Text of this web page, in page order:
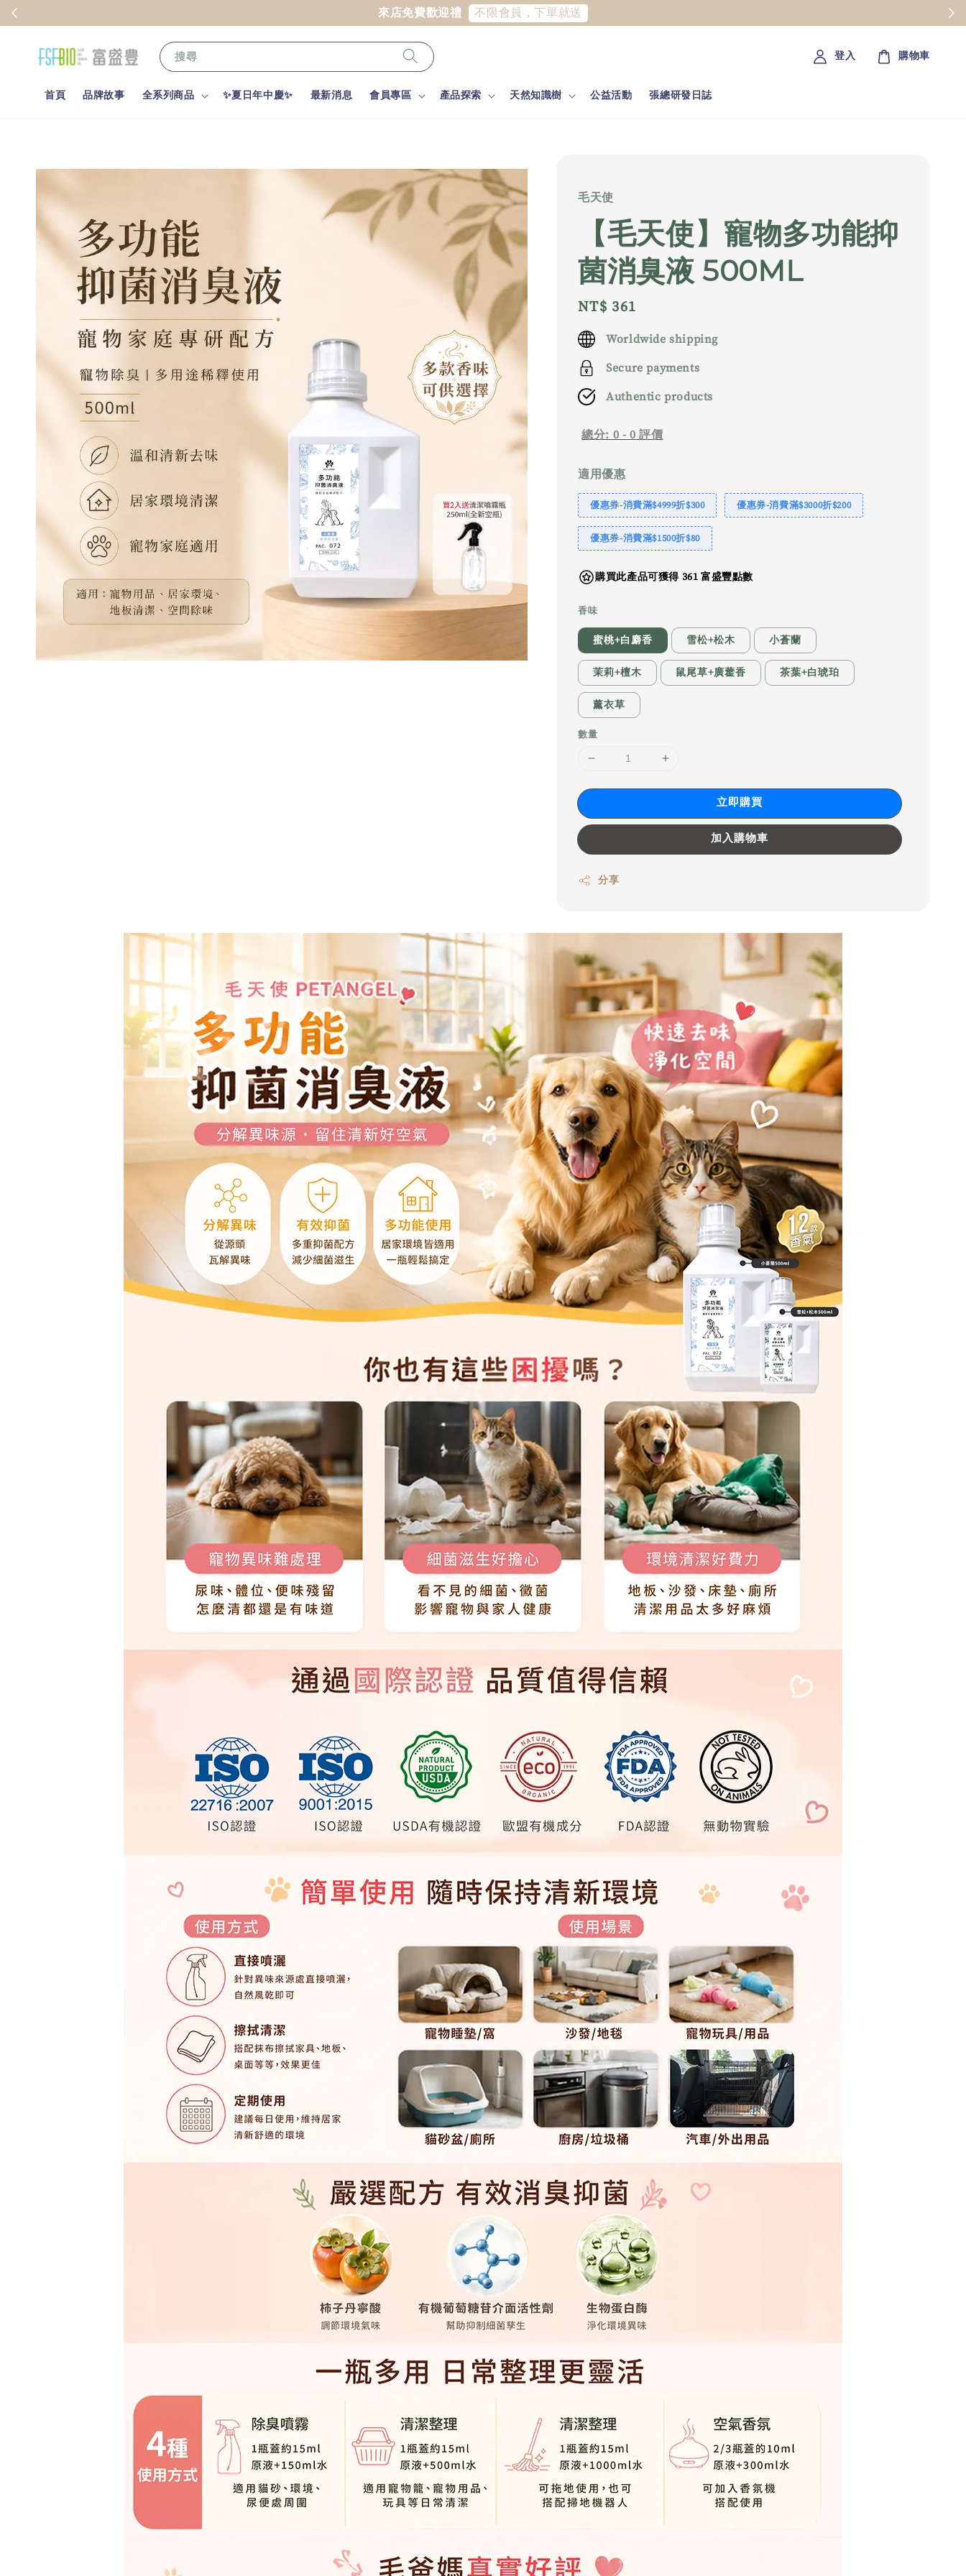
搜尋
首頁 品牌故事 全系列商品 ✨夏日年中慶✨ 最新消息 會員專區 產品探索 天然知識樹 公益活動 張總研發日誌
登入 購物車
毛天使
【毛天使】寵物多功能抑
菌消臭液 500ML
Regular
price
NT$ 361
Worldwide shipping
Secure payments
Authentic products
總分: 0 -0 評價
適用優惠
優惠券-消費滿$4999折$300 優惠券-消費滿$3000折$200
優惠券-消費滿$1500折$80
購買此產品可獲得 361 富盛豐點數
香味
蜜桃+白麝香 雪松+松木 小蒼蘭
茉莉+檀木 鼠尾草+廣藿香 茶葉+白琥珀
薰衣草
數量
立即購買
加入購物車
分享